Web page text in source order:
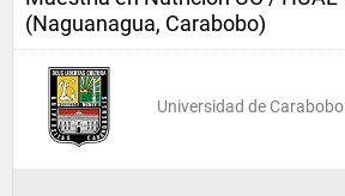
(Naguanagua, Carabobo)
Universidad de Carabobo